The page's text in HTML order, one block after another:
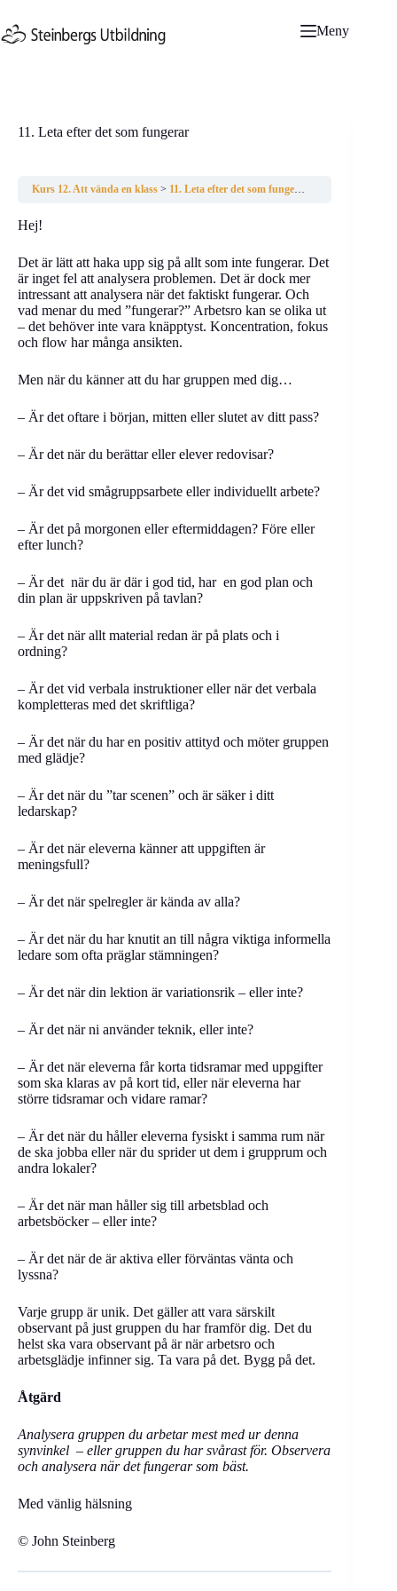
till
innehåll
Meny
11. Leta efter det som fungerar
Kurs 12. Att vända en klass 11. Leta efter det som fungerar
Hej!
Det är lätt att haka upp sig på allt som inte fungerar. Det
är inget fel att analysera problemen. Det är dock mer
intressant att analysera när det faktiskt fungerar. Och
vad menar du med ”fungerar?” Arbetsro kan se olika ut
– det behöver inte vara knäpptyst. Koncentration, fokus
och flow har många ansikten.
Men när du känner att du har gruppen med dig…
– Är det oftare i början, mitten eller slutet av ditt pass?
– Är det när du berättar eller elever redovisar?
– Är det vid smågruppsarbete eller individuellt arbete?
– Är det på morgonen eller eftermiddagen? Före eller
efter lunch?
– Är det när du är där i god tid, har en god plan och
din plan är uppskriven på tavlan?
– Är det när allt material redan är på plats och i
ordning?
– Är det vid verbala instruktioner eller när det verbala
kompletteras med det skriftliga?
– Är det när du har en positiv attityd och möter gruppen
med glädje?
– Är det när du ”tar scenen” och är säker i ditt
ledarskap?
– Är det när eleverna känner att uppgiften är
meningsfull?
– Är det när spelregler är kända av alla?
– Är det när du har knutit an till några viktiga informella
ledare som ofta präglar stämningen?
– Är det när din lektion är variationsrik – eller inte?
– Är det när ni använder teknik, eller inte?
– Är det när eleverna får korta tidsramar med uppgifter
som ska klaras av på kort tid, eller när eleverna har
större tidsramar och vidare ramar?
– Är det när du håller eleverna fysiskt i samma rum när
de ska jobba eller när du sprider ut dem i grupprum och
andra lokaler?
– Är det när man håller sig till arbetsblad och
arbetsböcker – eller inte?
– Är det när de är aktiva eller förväntas vänta och
lyssna?
Varje grupp är unik. Det gäller att vara särskilt
observant på just gruppen du har framför dig. Det du
helst ska vara observant på är när arbetsro och
arbetsglädje infinner sig. Ta vara på det. Bygg på det.
Åtgärd
Analysera gruppen du arbetar mest med ur denna
synvinkel – eller gruppen du har svårast för. Observera
och analysera när det fungerar som bäst.
Med vänlig hälsning
© John Steinberg